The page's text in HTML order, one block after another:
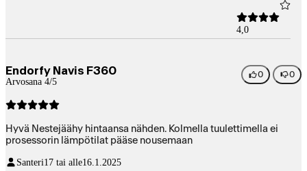
4,0
Endorfy Navis F360
Arvosana 4/5
0 0
Hyvä Nestejäähy hintaansa nähden. Kolmella tuulettimella ei
prosessorin lämpötilat pääse nousemaan
Santeri17 tai alle16.1.2025